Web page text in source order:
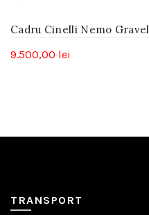
Cadru Cinelli Nemo Gravel
9.500,00 lei
TRANSPORT